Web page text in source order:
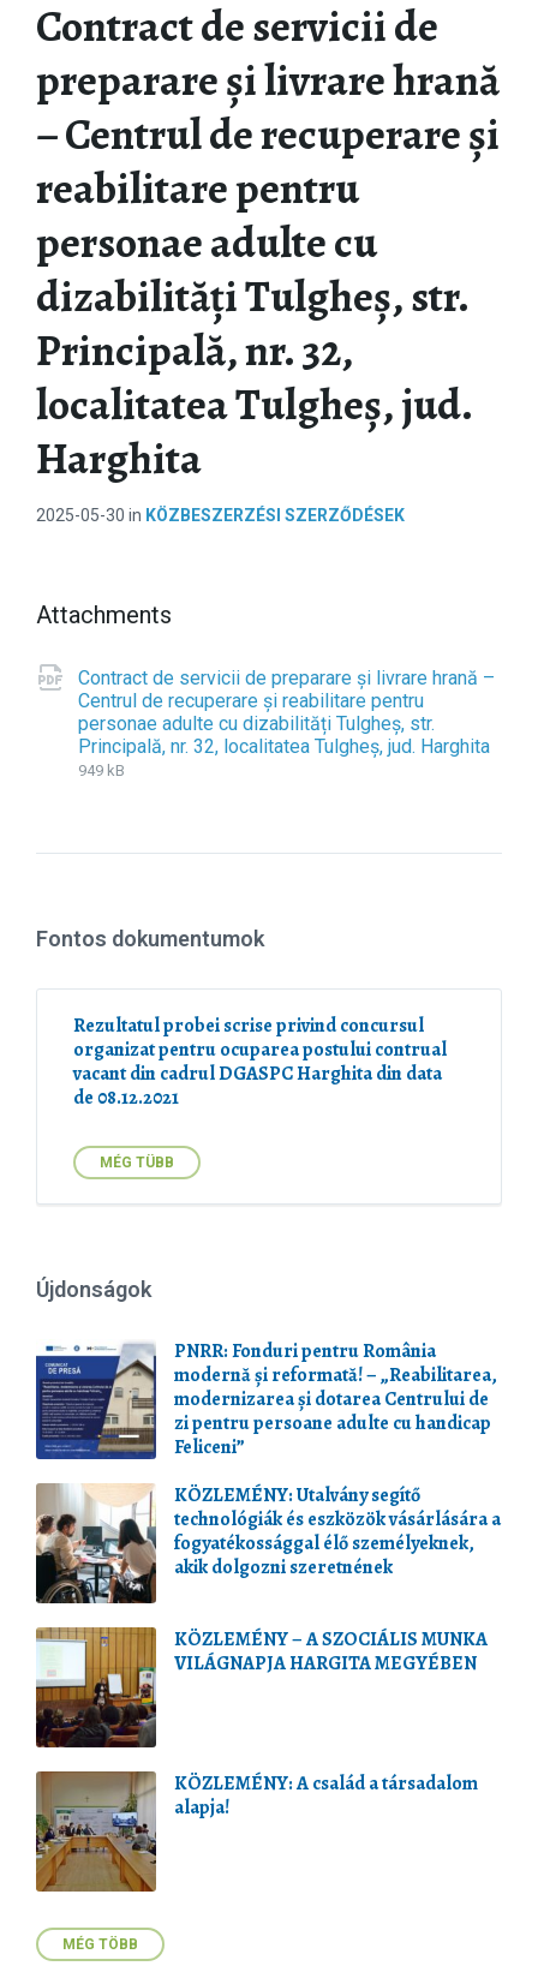
Contract de servicii de
preparare și livrare hrană
– Centrul de recuperare și
reabilitare pentru
personae adulte cu
dizabilități Tulgheș, str.
Principală, nr. 32,
localitatea Tulgheș, jud.
Harghita
2025-05-30 in KÖZBESZERZÉSI SZERZŐDÉSEK
Attachments
Contract de servicii de preparare și livrare hrană –
Centrul de recuperare și reabilitare pentru
personae adulte cu dizabilități Tulgheș, str.
Principală, nr. 32, localitatea Tulgheș, jud. Harghita
F
e
e
n
o
n
:
p
F
s
e
:
949 kB
Fontos dokumentumok
Rezultatul probei scrise privind concursul
organizat pentru ocuparea postului contrual
vacant din cadrul DGASPC Harghita din data
de 08.12.2021
MÉG TÜBB
Újdonságok
PNRR: Fonduri pentru România
modernă și reformată! – „Reabilitarea,
modernizarea și dotarea Centrului de
zi pentru persoane adulte cu handicap
Feliceni”
KÖZLEMÉNY: Utalvány segítő
technológiák és eszközök vásárlására a
fogyatékossággal élő személyeknek,
akik dolgozni szeretnének
KÖZLEMÉNY – A SZOCIÁLIS MUNKA
VILÁGNAPJA HARGITA MEGYÉBEN
KÖZLEMÉNY: A család a társadalom
alapja!
MÉG TÖBB